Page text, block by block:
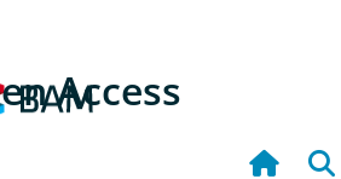
Access